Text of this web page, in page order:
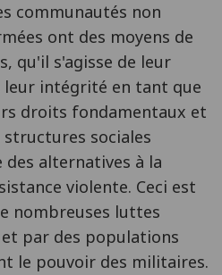
communautés non
ont des moyens de
qu'il s'agisse de leur
leur intégrité en tant que
droits fondamentaux et
sociales
alternatives à la
violente. Ceci est
nombreuses luttes
par des populations
le pouvoir des militaires.